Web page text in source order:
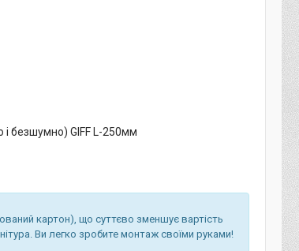
і безшумно) GIFF L-250мм
картон), що суттєво зменшує вартість
Ви легко зробите монтаж своїми руками!